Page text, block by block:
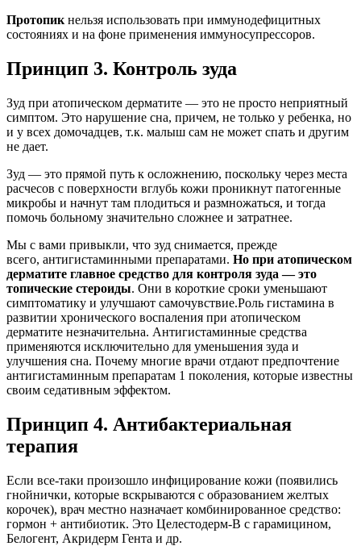
Протопик нельзя использовать при иммунодефицитных
состояниях и на фоне применения иммуносупрессоров.
Принцип 3. Контроль зуда
Зуд при атопическом дерматите — это не просто неприятный
симптом. Это нарушение сна, причем, не только у ребенка, но
и у всех домочадцев, т.к. малыш сам не может спать и другим
не дает.
Зуд — это прямой путь к осложнению, поскольку через места
расчесов с поверхности вглубь кожи проникнут патогенные
микробы и начнут там плодиться и размножаться, и тогда
помочь больному значительно сложнее и затратнее.
Мы с вами привыкли, что зуд снимается, прежде
всего, антигистаминными препаратами. Но при атопическом
дерматите главное средство для контроля зуда — это
топические стероиды. Они в короткие сроки уменьшают
симптоматику и улучшают самочувствие.Роль гистамина в
развитии хронического воспаления при атопическом
дерматите незначительна. Антигистаминные средства
применяются исключительно для уменьшения зуда и
улучшения сна. Почему многие врачи отдают предпочтение
антигистаминным препаратам 1 поколения, которые известны
своим седативным эффектом.
Принцип 4. Антибактериальная
терапия
Если все-таки произошло инфицирование кожи (появились
гнойнички, которые вскрываются с образованием желтых
корочек), врач местно назначает комбинированное средство:
гормон + антибиотик. Это Целестодерм-В с гарамицином,
Белогент, Акридерм Гента и др.